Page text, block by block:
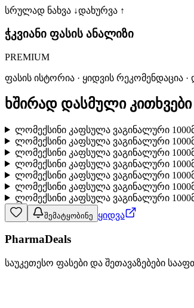
სრულად ნახვა ↓დახურვა ↑
ჭკვიანი ფასის ანალიზი
PREMIUM
ფასის ისტორია · ყიდვის რეკომენდაცია
ხშირად დასმული კითხვები
ლომექსინი კაფსულა ვაგინალური
ლომექსინი კაფსულა ვაგინალური
ლომექსინი კაფსულა ვაგინალური
ლომექსინი კაფსულა ვაგინალური
ლომექსინი კაფსულა ვაგინალური
ლომექსინი კაფსულა ვაგინალური
ლომექსინი კაფსულა ვაგინალური
შემატყობინე ყიდვა
PharmaDeals
საუკეთესო ფასები და შეთავაზებები